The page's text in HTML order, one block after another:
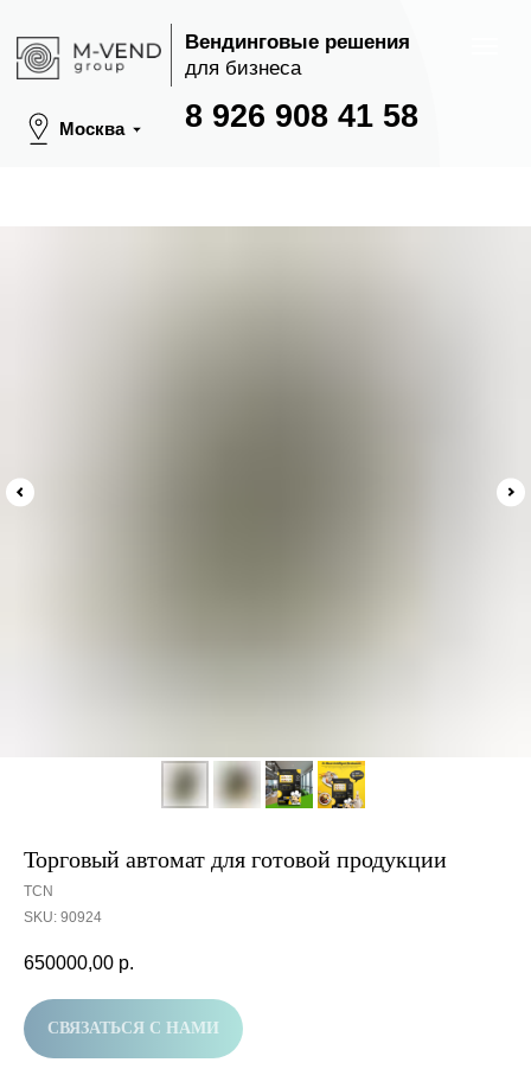
8 926 908 41 58
Вендинговые решения
для бизнеса
Торговый автомат для готовой продукции
TCN
SKU: 90924
650000,00 р.
СВЯЗАТЬСЯ С НАМИ